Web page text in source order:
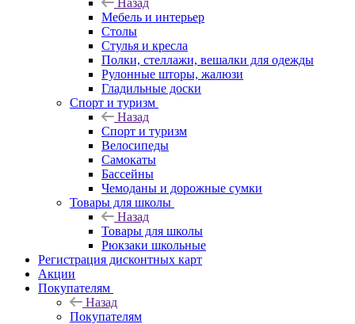
Назад
Мебель и интерьер
Столы
Стулья и кресла
Полки, стеллажи, вешалки для одежды
Рулонные шторы, жалюзи
Гладильные доски
Спорт и туризм
Назад
Спорт и туризм
Велосипеды
Самокаты
Бассейны
Чемоданы и дорожные сумки
Товары для школы
Назад
Товары для школы
Рюкзаки школьные
Регистрация дисконтных карт
Акции
Покупателям
Назад
Покупателям